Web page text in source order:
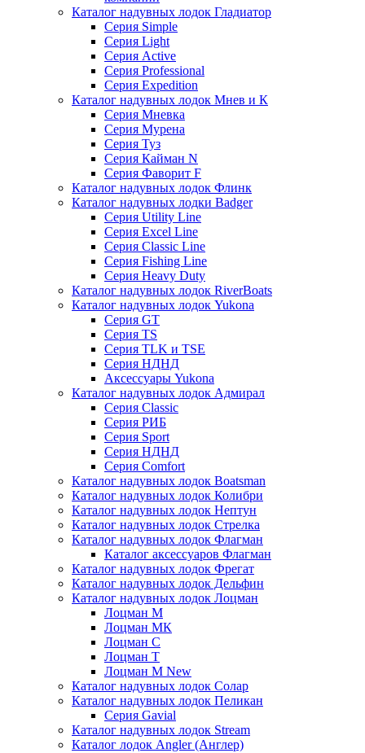
Каталог надувных лодок Гладиатор
Серия Simple
Серия Light
Серия Active
Серия Professional
Серия Expedition
Каталог надувных лодок Мнев и К
Серия Мневка
Серия Мурена
Серия Туз
Серия Кайман N
Серия Фаворит F
Каталог надувных лодок Флинк
Каталог надувных лодки Badger
Серия Utility Line
Серия Excel Line
Серия Classic Line
Серия Fishing Line
Серия Heavy Duty
Каталог надувных лодок RiverBoats
Каталог надувных лодок Yukona
Серия GT
Серия TS
Серия TLK и TSE
Серия НДНД
Аксессуары Yukona
Каталог надувных лодок Адмирал
Серия Classic
Серия РИБ
Серия Sport
Серия НДНД
Серия Comfort
Каталог надувных лодок Boatsman
Каталог надувных лодок Колибри
Каталог надувных лодок Нептун
Каталог надувных лодок Стрелка
Каталог надувных лодок Флагман
Каталог аксессуаров Флагман
Каталог надувных лодок Фрегат
Каталог надувных лодок Дельфин
Каталог надувных лодок Лоцман
Лоцман М
Лоцман МК
Лоцман С
Лоцман Т
Лоцман М New
Каталог надувных лодок Солар
Каталог надувных лодок Пеликан
Серия Gavial
Каталог надувных лодок Stream
Каталог лодок Angler (Англер)